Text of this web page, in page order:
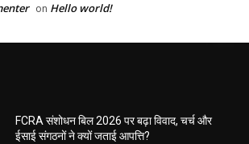
on Hello world!
FCRA संशोधन बिल 2026 पर बढ़ा विवाद, चर्च और
ईसाई संगठनों ने क्यों जताई आपत्ति?